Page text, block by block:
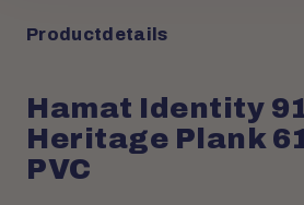
Productdetails
Hamat Identity
Heritage Plank
PVC